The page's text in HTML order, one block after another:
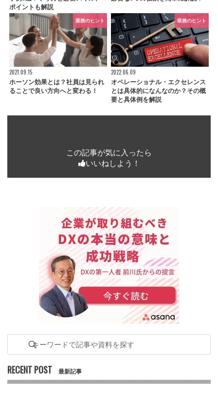
ポイントも解説
業務のヒント
2021.09.15
ホーソン効果とは？社員は見られ
ることで良い方向へと変わる！
業務のヒント
2022.06.09
オペレーショナル・エクセレンス
とは具体的になんなのか？その概
要と具体例を解説
この記事が気に入ったら
いいねしよう！
RECENT POST 最新記事